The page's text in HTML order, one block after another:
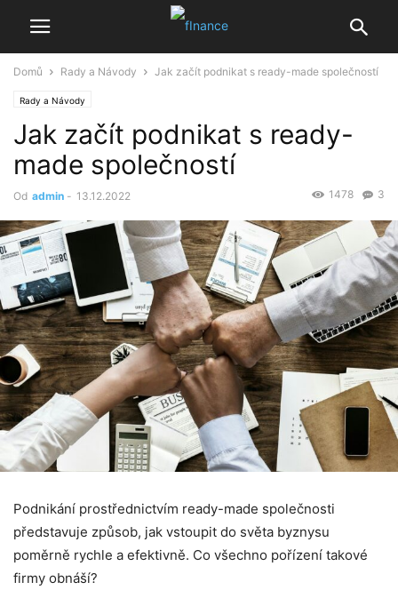
Domů Rady a Návody Jak začít podnikat s ready-made společností
Rady a Návody
Jak začít podnikat s ready-
made společností
Od admin - 13.12.2022 3
1478
Podnikání prostřednictvím ready-made společnosti
představuje způsob, jak vstoupit do světa byznysu
poměrně rychle a efektivně. Co všechno pořízení takové
firmy obnáší?